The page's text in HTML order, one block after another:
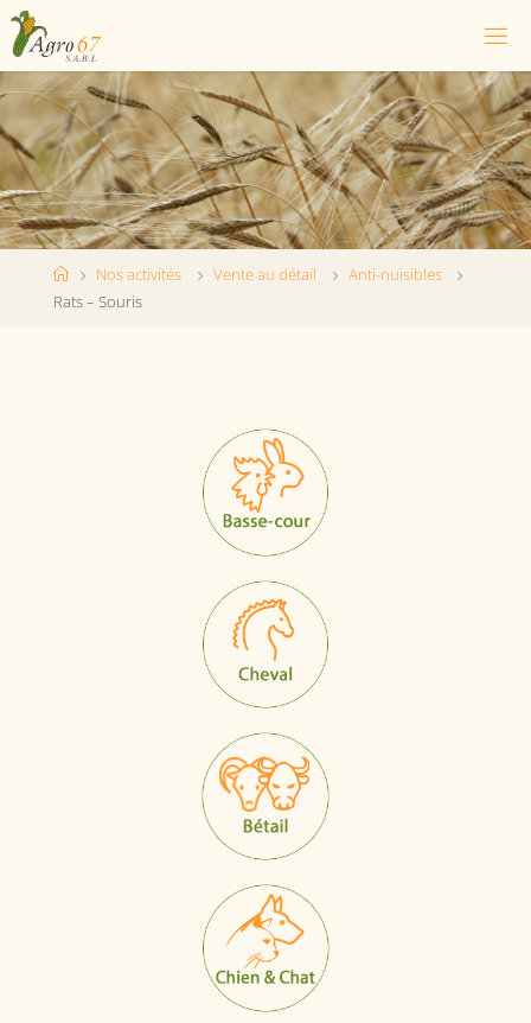
Nos activités Vente au détail
Anti-nuisibles
Rats – Souris